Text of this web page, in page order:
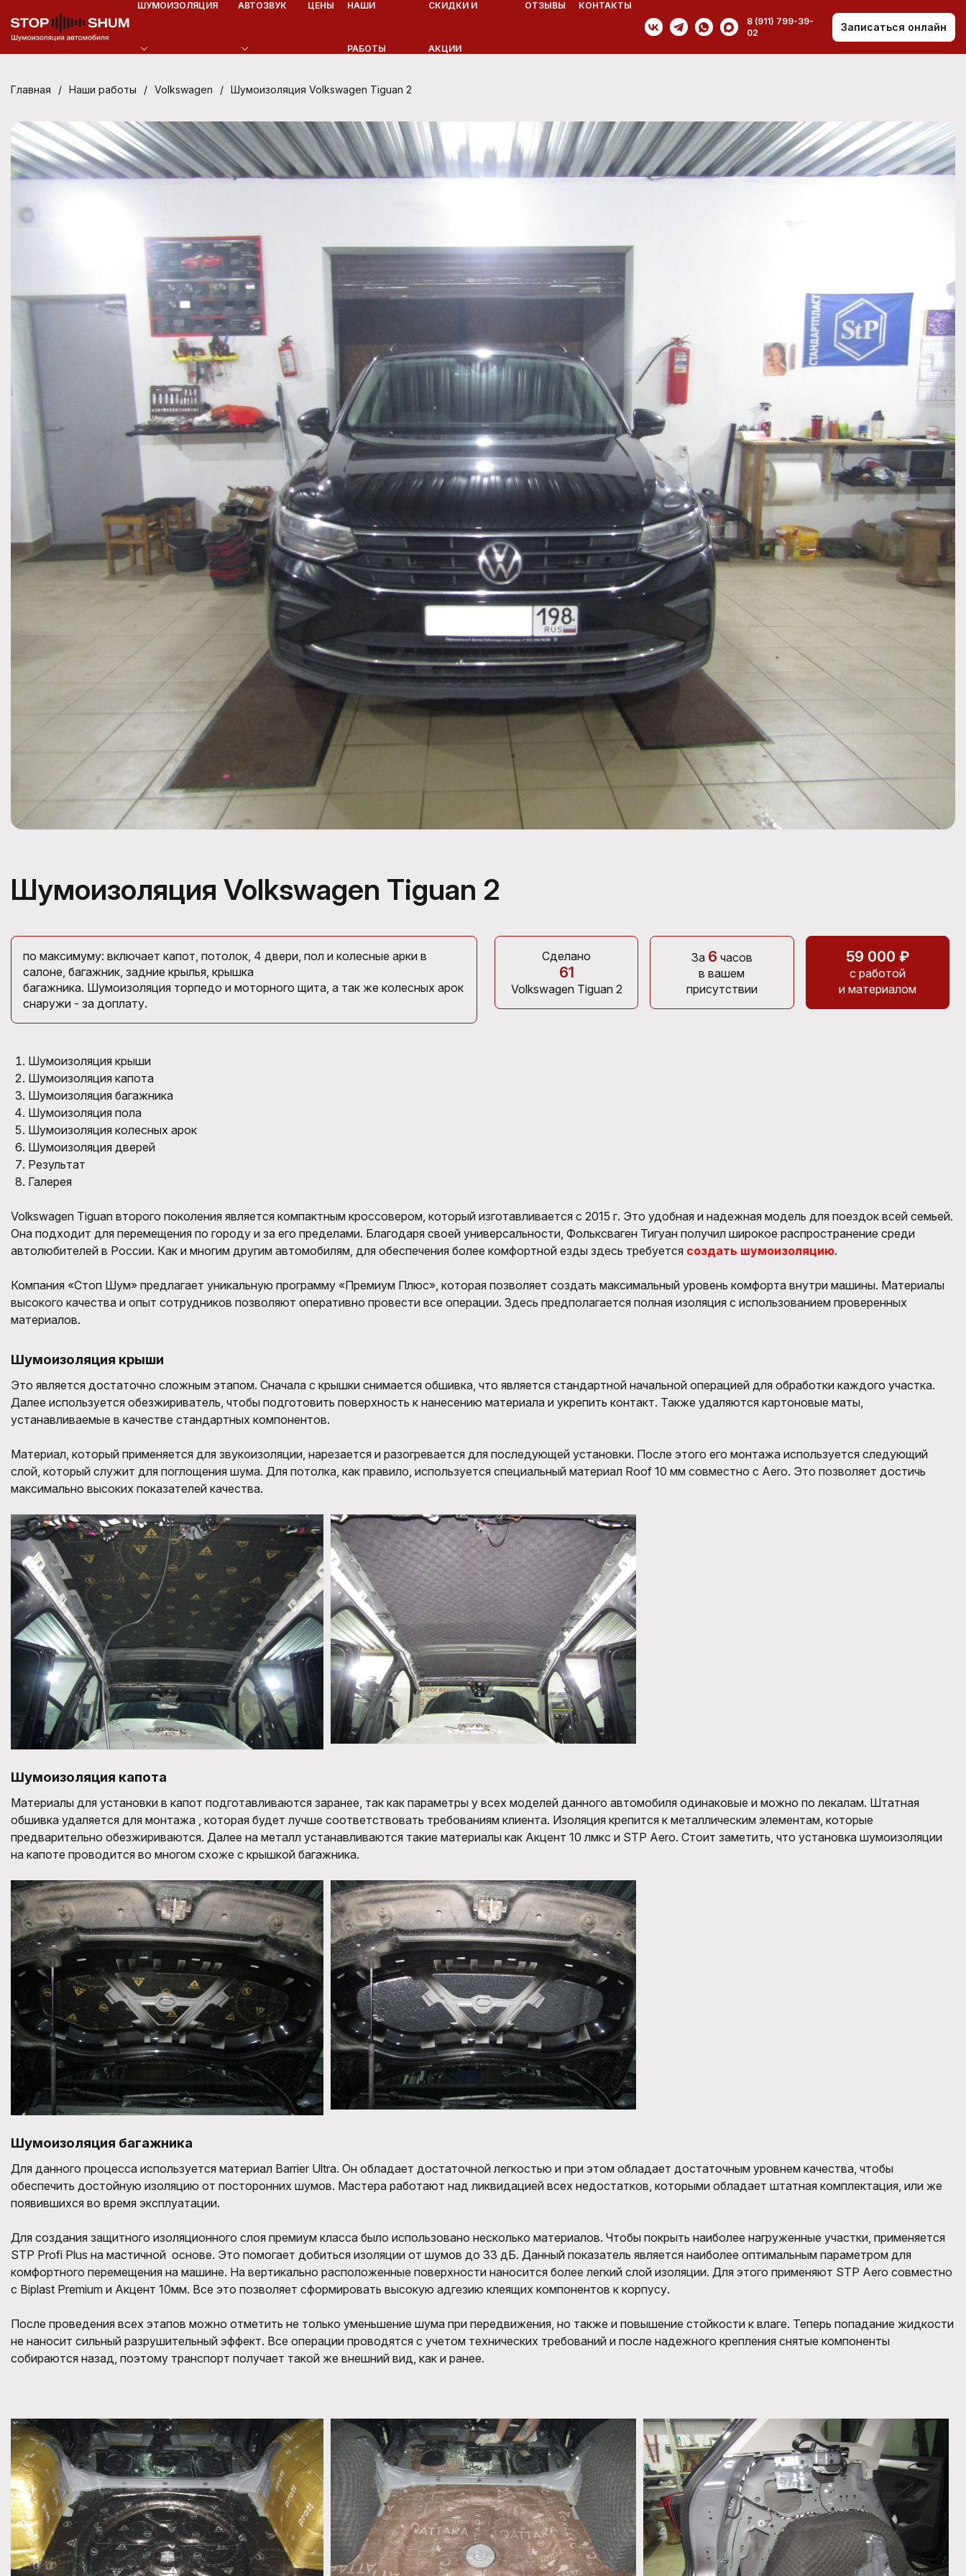
ШУМОИЗОЛЯЦИЯ АВТОЗВУК ЦЕНЫ НАШИ
РАБОТЫ
СКИДКИ И
АКЦИИ
ОТЗЫВЫ
КОНТАКТЫ
8 (911) 799-39-
02
Записаться онлайн
Главная / Наши работы / Volkswagen / Шумоизоляция Volkswagen Tiguan 2
Шумоизоляция Volkswagen Tiguan 2
по максимуму: включает капот, потолок, 4 двери, пол и колесные арки в
салоне, багажник, задние крылья, крышка
багажника. Шумоизоляция торпедо и моторного щита, а так же колесных арок
снаружи - за доплату.
Сделано
61
Volkswagen Tiguan 2
За 6 часов
в вашем
присутствии
59 000 ₽
с работой
и материалом
Шумоизоляция крыши
Шумоизоляция капота
Шумоизоляция багажника
Шумоизоляция пола
Шумоизоляция колесных арок
Шумоизоляция дверей
Результат
Галерея
Volkswagen Tiguan второго поколения является компактным кроссовером, который изготавливается с 2015 г. Это удобная и надежная модель для поездок всей семьей.
Она подходит для перемещения по городу и за его пределами. Благодаря своей универсальности, Фольксваген Тигуан получил широкое распространение среди
автолюбителей в России. Как и многим другим автомобилям, для обеспечения более комфортной езды здесь требуется создать шумоизоляцию.
Компания «Стоп Шум» предлагает уникальную программу «Премиум Плюс», которая позволяет создать максимальный уровень комфорта внутри машины. Материалы
высокого качества и опыт сотрудников позволяют оперативно провести все операции. Здесь предполагается полная изоляция с использованием проверенных
материалов.
Шумоизоляция крыши
Это является достаточно сложным этапом. Сначала с крышки снимается обшивка, что является стандартной начальной операцией для обработки каждого участка.
Далее используется обезжириватель, чтобы подготовить поверхность к нанесению материала и укрепить контакт. Также удаляются картоновые маты,
устанавливаемые в качестве стандартных компонентов.
Материал, который применяется для звукоизоляции, нарезается и разогревается для последующей установки. После этого его монтажа используется следующий
слой, который служит для поглощения шума. Для потолка, как правило, используется специальный материал Roof 10 мм совместно с Aero. Это позволяет достичь
максимально высоких показателей качества.
Шумоизоляция капота
Материалы для установки в капот подготавливаются заранее, так как параметры у всех моделей данного автомобиля одинаковые и можно по лекалам. Штатная
обшивка удаляется для монтажа , которая будет лучше соответствовать требованиям клиента. Изоляция крепится к металлическим элементам, которые
предварительно обезжириваются. Далее на металл устанавливаются такие материалы как Акцент 10лмкс и STP Aero. Стоит заметить, что установка шумоизоляции
на капоте проводится во многом схоже с крышкой багажника.
Шумоизоляция багажника
Для данного процесса используется материал Barrier Ultra. Он обладает достаточной легкостью и при этом обладает достаточным уровнем качества, чтобы
обеспечить достойную изоляцию от посторонних шумов. Мастера работают над ликвидацией всех недостатков, которыми обладает штатная комплектация, или же
появившихся во время эксплуатации.
Для создания защитного изоляционного слоя премиум класса было использовано несколько материалов. Чтобы покрыть наиболее нагруженные участки, применяется
STP Profi Plus на мастичной основе. Это помогает добиться изоляции от шумов до 33 дБ. Данный показатель является наиболее оптимальным параметром для
комфортного перемещения на машине. На вертикально расположенные поверхности наносится более легкий слой изоляции. Для этого применяют STP Aero совместно
с Biplast Premium и Акцент 10мм. Все это позволяет сформировать высокую адгезию клеящих компонентов к корпусу.
После проведения всех этапов можно отметить не только уменьшение шума при передвижения, но также и повышение стойкости к влаге. Теперь попадание жидкости
не наносит сильный разрушительный эффект. Все операции проводятся с учетом технических требований и после надежного крепления снятые компоненты
собираются назад, поэтому транспорт получает такой же внешний вид, как и ранее.